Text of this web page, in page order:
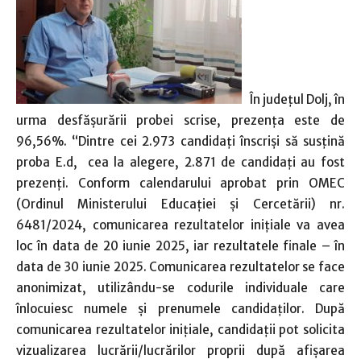
În județul Dolj, în
urma desfășurării probei scrise, prezența este de
96,56%. “Dintre cei 2.973 candidați înscriși să susțină
proba E.d, cea la alegere, 2.871 de candidați au fost
prezenți. Conform calendarului aprobat prin OMEC
(Ordinul Ministerului Educaţiei şi Cercetării) nr.
6481/2024, comunicarea rezultatelor inițiale va avea
loc în data de 20 iunie 2025, iar rezultatele finale – în
data de 30 iunie 2025. Comunicarea rezultatelor se face
anonimizat, utilizându-se codurile individuale care
înlocuiesc numele și prenumele candidaților. După
comunicarea rezultatelor inițiale, candidații pot solicita
vizualizarea lucrării/lucrărilor proprii după afișarea